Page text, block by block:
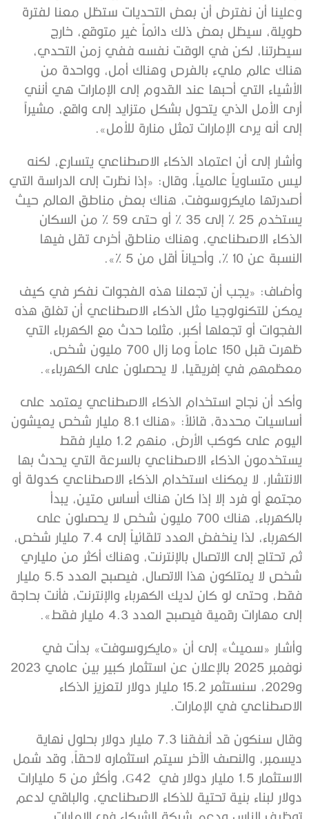
وعلينا أن نفترض أن بعض التحديات ستظل معنا لفترة
طويلة، سيظل بعض ذلك دائماً غير متوقع، خارج
سيطرتنا، لكن في الوقت نفسه ففي زمن التحدي،
هناك عالم مليء بالفرص وهناك أمل، وواحدة من
الأشياء التي أحبها عند القدوم إلى الإمارات هي أنني
أرى الأمل الذي يتحول بشكل متزايد إلى واقع، مشيراً
إلى أنه يرى الإمارات تمثل منارة للأمل».
وأشار إلى أن اعتماد الذكاء الاصطناعي يتسارع، لكنه
ليس متساوياً عالمياً، وقال: «إذا نظرت إلى الدراسة التي
أصدرتها مايكروسوفت، هناك بعض مناطق العالم حيث
يستخدم 25 % إلى 35 % أو حتى 59 % من السكان
الذكاء الاصطناعي، وهناك مناطق أخرى تقل فيها
النسبة عن 10 %، وأحياناً أقل من 5 %».
وأضاف: «يجب أن تجعلنا هذه الفجوات نفكر في كيف
يمكن للتكنولوجيا مثل الذكاء الاصطناعي أن تغلق هذه
الفجوات أو تجعلها أكبر، مثلما حدث مع الكهرباء التي
ظهرت قبل 150 عاماً وما زال 700 مليون شخص،
معظمهم في إفريقيا، لا يحصلون على الكهرباء».
وأكد أن نجاح استخدام الذكاء الاصطناعي يعتمد على
أساسيات محددة، قائلاً: «هناك 8.1 مليار شخص يعيشون
اليوم على كوكب الأرض، منهم 1.2 مليار فقط
يستخدمون الذكاء الاصطناعي بالسرعة التي يحدث بها
الانتشار، لا يمكنك استخدام الذكاء الاصطناعي كدولة أو
مجتمع أو فرد إلا إذا كان هناك أساس متين، يبدأ
بالكهرباء، هناك 700 مليون شخص لا يحصلون على
الكهرباء، لذا ينخفض العدد تلقائياً إلى 7.4 مليار شخص،
ثم تحتاج إلى الاتصال بالإنترنت، وهناك أكثر من ملياري
شخص لا يمتلكون هذا الاتصال، فيصبح العدد 5.5 مليار
فقط، وحتى لو كان لديك الكهرباء والإنترنت، فأنت بحاجة
إلى مهارات رقمية فيصبح العدد 4.3 مليار فقط».
وأشار «سميث» إلى أن «مايكروسوفت» بدأت في
نوفمبر 2025 بالإعلان عن استثمار كبير بين عامي 2023
و2029، سنستثمر 15.2 مليار دولار لتعزيز الذكاء
الاصطناعي في الإمارات.
وقال سنكون قد أنفقنا 7.3 مليار دولار بحلول نهاية
ديسمبر، والنصف الآخر سيتم استثماره لاحقاً، وقد شمل
الاستثمار 1.5 مليار دولار في G42، وأكثر من 5 مليارات
دولار لبناء بنية تحتية للذكاء الاصطناعي، والباقي لدعم
توظيف الناس ودعم شبكة الشركاء في الإمارات.